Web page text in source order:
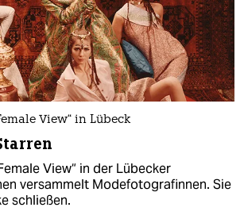
View“ in Lübeck
View“ in der Lübecker
versammelt Modefotografinnen. Sie
schließen.